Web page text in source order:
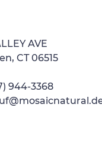
AVE
CT 06515
944-3368